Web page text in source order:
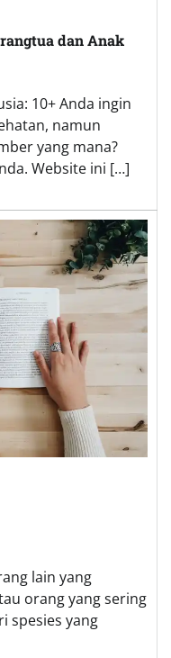
dan Anak
10+ Anda ingin
namun
yang mana?
Website ini […]
lain yang
orang yang sering
spesies yang